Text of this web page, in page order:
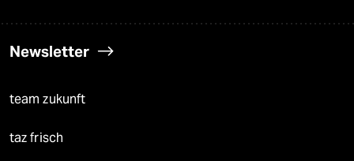
Newsletter
team zukunft
taz frisch